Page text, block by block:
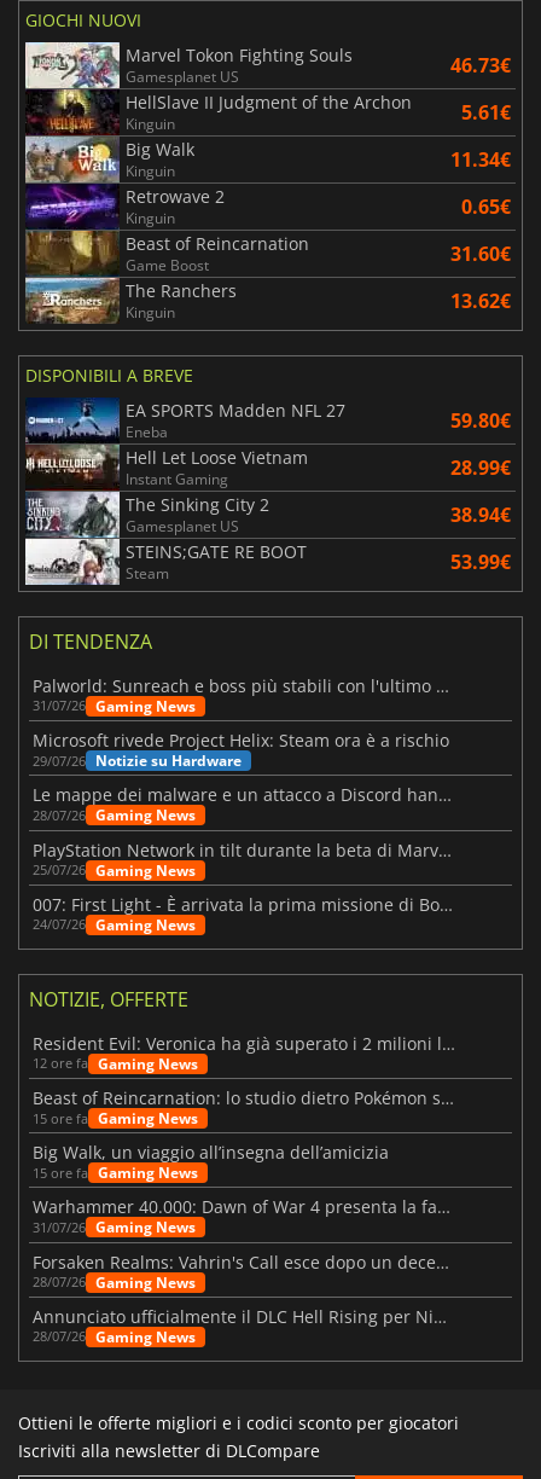
GIOCHI NUOVI
Marvel Tokon Fighting Souls
Gamesplanet US 46.73€
HellSlave II Judgment of the Archon
Kinguin 5.61€
Big Walk
Kinguin 11.34€
Retrowave 2
Kinguin 0.65€
Beast of Reincarnation
Game Boost 31.60€
The Ranchers
Kinguin 13.62€
DISPONIBILI A BREVE
EA SPORTS Madden NFL 27
Eneba 59.80€
Hell Let Loose Vietnam
Instant Gaming 28.99€
The Sinking City 2
Gamesplanet US 38.94€
STEINS;GATE RE BOOT
Steam 53.99€
DI TENDENZA
Palworld: Sunreach e boss più stabili con l'ultimo update
31/07/26 Gaming News
Microsoft rivede Project Helix: Steam ora è a rischio
29/07/26 Notizie su Hardware
Le mappe dei malware e un attacco a Discord hanno colpito Meccha Chameleon
28/07/26 Gaming News
PlayStation Network in tilt durante la beta di Marvel Tōkon
25/07/26 Gaming News
007: First Light - È arrivata la prima missione di Bond dopo il lancio
24/07/26 Gaming News
NOTIZIE, OFFERTE
Resident Evil: Veronica ha già superato i 2 milioni liste dei desideri
12 ore fa Gaming News
Beast of Reincarnation: lo studio dietro Pokémon su una nuova strada
15 ore fa Gaming News
Big Walk, un viaggio all’insegna dell’amicizia
15 ore fa Gaming News
Warhammer 40.000: Dawn of War 4 presenta la fazione dei Necron
31/07/26 Gaming News
Forsaken Realms: Vahrin's Call esce dopo un decennio di sviluppo
28/07/26 Gaming News
Annunciato ufficialmente il DLC Hell Rising per Nioh 3
28/07/26 Gaming News
Ottieni le offerte migliori e i codici sconto per giocatori
Iscriviti alla newsletter di DLCompare